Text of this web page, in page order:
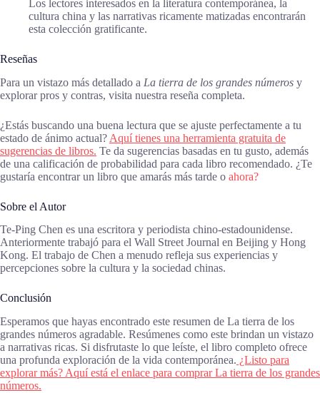
Los lectores interesados en la literatura contemporánea, la
cultura china y las narrativas ricamente matizadas encontrarán
esta colección gratificante.
Reseñas
Para un vistazo más detallado a La tierra de los grandes números y
explorar pros y contras, visita nuestra reseña completa.
¿Estás buscando una buena lectura que se ajuste perfectamente a tu
estado de ánimo actual? Aquí tienes una herramienta gratuita de
sugerencias de libros. Te da sugerencias basadas en tu gusto, además
de una calificación de probabilidad para cada libro recomendado. ¿Te
gustaría encontrar un libro que amarás más tarde o ahora?
Sobre el Autor
Te-Ping Chen es una escritora y periodista chino-estadounidense.
Anteriormente trabajó para el Wall Street Journal en Beijing y Hong
Kong. El trabajo de Chen a menudo refleja sus experiencias y
percepciones sobre la cultura y la sociedad chinas.
Conclusión
Esperamos que hayas encontrado este resumen de La tierra de los
grandes números agradable. Resúmenes como este brindan un vistazo
a narrativas ricas. Si disfrutaste lo que leíste, el libro completo ofrece
una profunda exploración de la vida contemporánea. ¿Listo para
explorar más? Aquí está el enlace para comprar La tierra de los grandes
números.